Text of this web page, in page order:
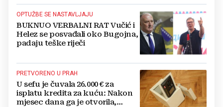
OPTUŽBE SE NASTAVLJAJU
BUKNUO VERBALNI RAT Vučić i
Helez se posvađali oko Bugojna,
padaju teške riječi
PRETVORENO U PRAH
U sefu je čuvala 26.000 € za
isplatu kredita za kuću: Nakon
mjesec dana ga je otvorila,